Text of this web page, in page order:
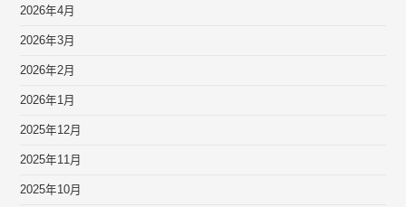
2026年4月
2026年3月
2026年2月
2026年1月
2025年12月
2025年11月
2025年10月